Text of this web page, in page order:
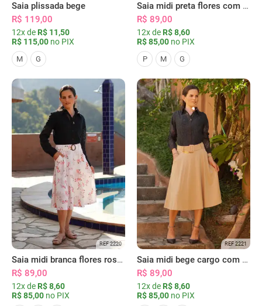
Saia plissada bege
R$ 119,00
12x de R$ 11,50
R$ 115,00 no PIX
M G
Saia midi preta flores com bolsos
R$ 89,00
12x de R$ 8,60
R$ 85,00 no PIX
P M G
REF 2220
Saia midi branca flores rosas com bolsos
R$ 89,00
12x de R$ 8,60
R$ 85,00 no PIX
REF 2221
Saia midi bege cargo com bolsos
R$ 89,00
12x de R$ 8,60
R$ 85,00 no PIX